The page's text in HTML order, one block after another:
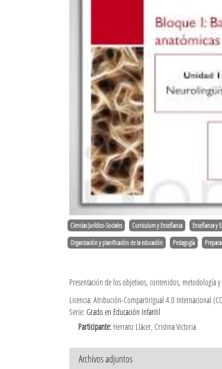
Ciencias Jurídico-Sociales Curriculum y Enseñanza Enseñanza y
Organización y planificación de la educación Pedagogía
Presentación de los objetivos, contenidos, metodología
Licencia: Atribución-CompartirIgual 4.0 Internacional
Serie: Grado en Educación Infantil
Participante: Herranz Llácer, Cristina Victoria
Archivos adjuntos